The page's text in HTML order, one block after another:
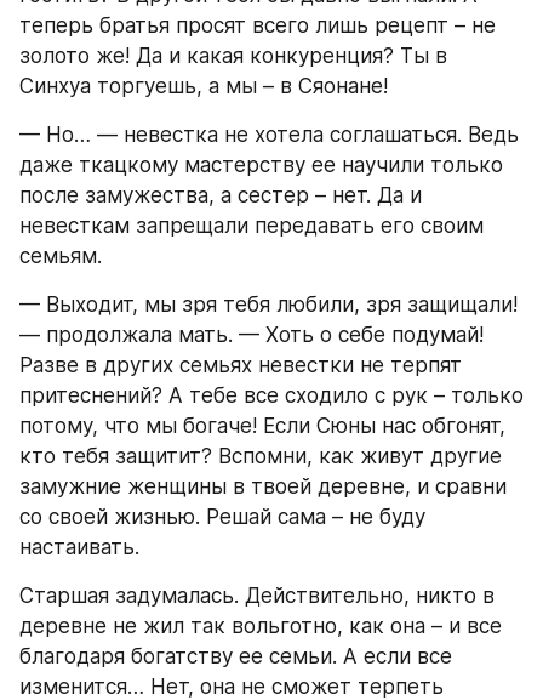
теперь братья просят всего лишь рецепт – не
золото же! Да и какая конкуренция? Ты в
Синхуа торгуешь, а мы – в Сяонане!
— Но… — невестка не хотела соглашаться. Ведь
даже ткацкому мастерству ее научили только
после замужества, а сестер – нет. Да и
невесткам запрещали передавать его своим
семьям.
— Выходит, мы зря тебя любили, зря защищали!
— продолжала мать. — Хоть о себе подумай!
Разве в других семьях невестки не терпят
притеснений? А тебе все сходило с рук – только
потому, что мы богаче! Если Сюны нас обгонят,
кто тебя защитит? Вспомни, как живут другие
замужние женщины в твоей деревне, и сравни
со своей жизнью. Решай сама – не буду
настаивать.
Старшая задумалась. Действительно, никто в
деревне не жил так вольготно, как она – и все
благодаря богатству ее семьи. А если все
изменится… Нет, она не сможет терпеть